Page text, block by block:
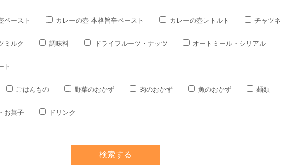
ペースト カレーの壺 本格旨辛ペースト カレーの壺レトルト チャツネ
ミルク 調味料 ドライフルーツ・ナッツ オートミール・シリアル
ト
ごはんもの 野菜のおかず 肉のおかず 魚のおかず 麺類
お菓子 ドリンク